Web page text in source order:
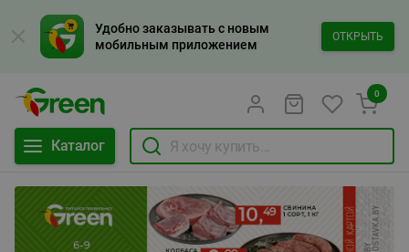
Удобно заказывать с новым
мобильным приложением
ОТКРЫТЬ
Каталог
0